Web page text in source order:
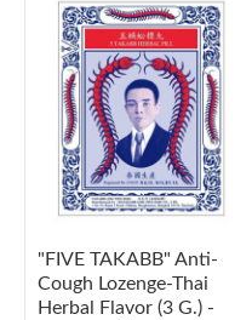
"FIVE TAKABB" Anti-
Cough Lozenge-Thai
Herbal Flavor (3 G.) -